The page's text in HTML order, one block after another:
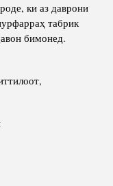
ки аз даврони
табрик
бимонед.
илмии